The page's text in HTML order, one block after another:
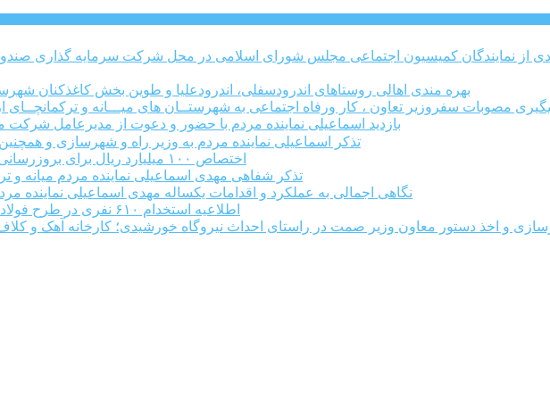
بهره مندی اهالی روستاهای اندرودسفلی، اندرودعلیا و طوین بخش کاغذکنان
مصوبات سفروزیر تعاون ، کار ورفاه اجتماعی به شهرستــان های میـــانه و ترکمانچــای
بازدید اسماعیلی نماینده مردم با حضور و دعوت از مدیرعامل شرکت
تذکر اسماعیلی نماینده مردم به وزیر راه و شهرسازی و
اختصاص ۱۰۰ میلیارد ریال برای بروزرسانی و تجهیز مرکز فنی وحرفه ای میانه
تذکر شفاهی مهدی اسماعیلی نماینده مردم میانه و
نگاهی اجمالی به عملکرد و اقدامات یکساله مهدی اسماعیلی نماینده
اطلاعیه استخدام ۶۱۰ نفری در طرح فولادسازی مجتمع فولاد میانه منتشر شد
و اخذ دستور معاون وزیر صمت در راستای احداث نیروگاه خورشیدی؛ کارخانه آهک و